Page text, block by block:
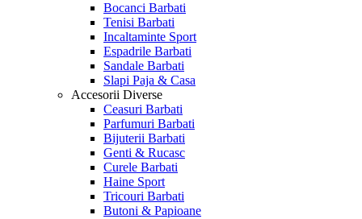
Bocanci Barbati
Tenisi Barbati
Incaltaminte Sport
Espadrile Barbati
Sandale Barbati
Slapi Paja & Casa
Accesorii Diverse
Ceasuri Barbati
Parfumuri Barbati
Bijuterii Barbati
Genti & Rucasc
Curele Barbati
Haine Sport
Tricouri Barbati
Butoni & Papioane